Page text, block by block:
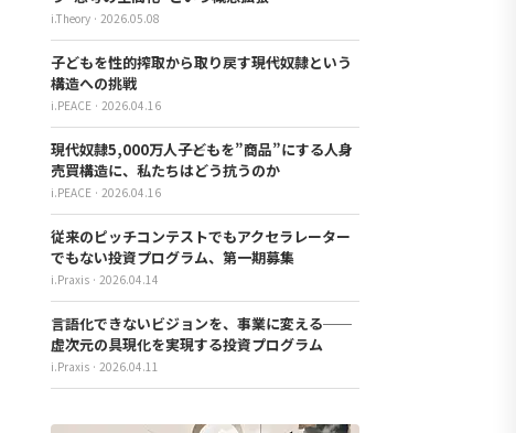
i.Theory · 2026.05.08
子どもを性的搾取から取り戻す――現代奴隷という
構造への挑戦
i.PEACE · 2026.04.16
現代奴隷5,000万人――子どもを”商品”にする人身
売買構造に、私たちはどう抗うのか
i.PEACE · 2026.04.16
従来のピッチコンテストでもアクセラレーター
でもない投資プログラム、第一期募集
i.Praxis · 2026.04.14
言語化できないビジョンを、事業に変える──
虚次元の具現化を実現する投資プログラム
i.Praxis · 2026.04.11